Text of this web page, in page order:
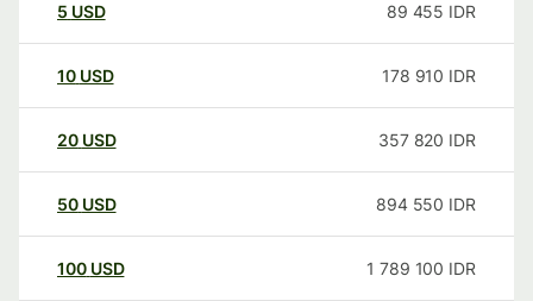
5 USD 89 455 IDR
10 USD 178 910 IDR
20 USD 357 820 IDR
50 USD 894 550 IDR
100 USD 1 789 100 IDR